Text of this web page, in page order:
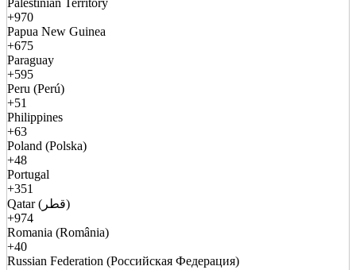
+970
Papua New Guinea
+675
Paraguay
+595
Peru (Perú)
+51
Philippines
+63
Poland (Polska)
+48
Portugal
+351
Qatar (قطر)
+974
Romania (România)
+40
Russian Federation (Российская Федерация)